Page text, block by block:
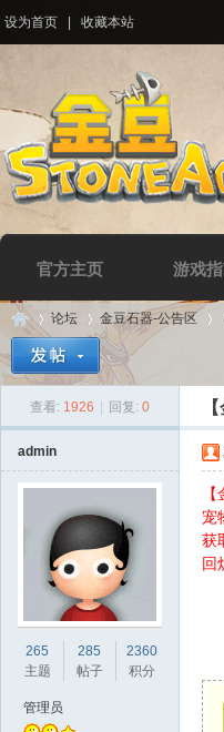
设为首页 收藏本站
官方主页 游戏
»
论坛
›
金豆石器-公告区
查看: 1926 回复: 0
admin
265
主题
285
帖子
2360
积分
管理员
宠
获
回